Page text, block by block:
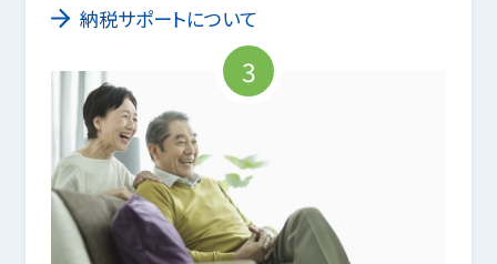
納税サポートについて
3